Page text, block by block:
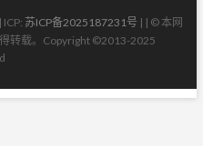
苏ICP备2025187231号 | | © 本网
转载。Copyright ©2013-2025